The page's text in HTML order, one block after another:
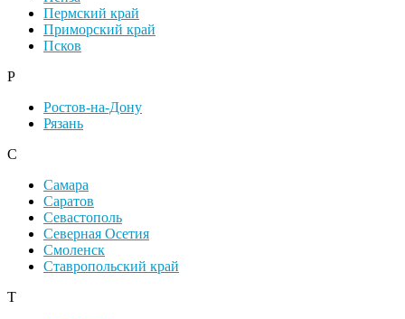
Пермский край
Приморский край
Псков
Р
Ростов-на-Дону
Рязань
С
Самара
Саратов
Севастополь
Северная Осетия
Смоленск
Ставропольский край
Т